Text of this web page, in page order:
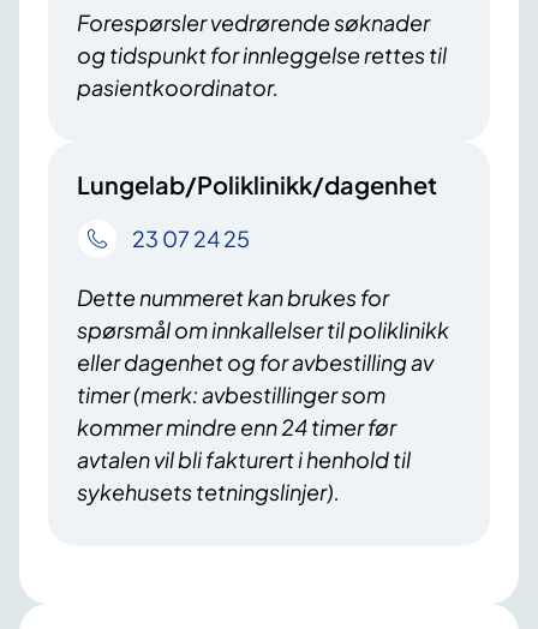
Forespørsler vedrørende søknader
og tidspunkt for innleggelse rettes til
pasientkoordinator.
Lungelab/Poliklinikk/dagenhet
23 07 24 25
Dette nummeret kan brukes for
spørsmål om innkallelser til poliklinikk
eller dagenhet og for avbestilling av
timer (merk: avbestillinger som
kommer mindre enn 24 timer før
avtalen vil bli fakturert i henhold til
sykehusets tetningslinjer).